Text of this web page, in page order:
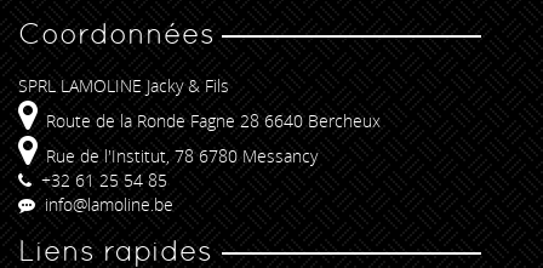
Coordonnées
SPRL LAMOLINE Jacky & Fils
Route de la Ronde Fagne 28 6640 Bercheux
Rue de l'Institut, 78 6780 Messancy
+32 61 25 54 85
info@lamoline.be
Liens rapides